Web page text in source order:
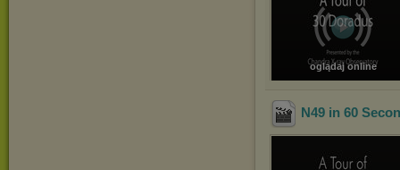
oglądaj online
N49 in 60